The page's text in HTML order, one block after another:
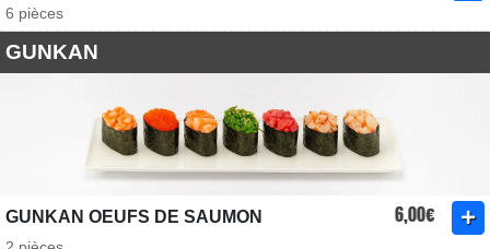
6 pièces
GUNKAN
GUNKAN OEUFS DE SAUMON 6,00€